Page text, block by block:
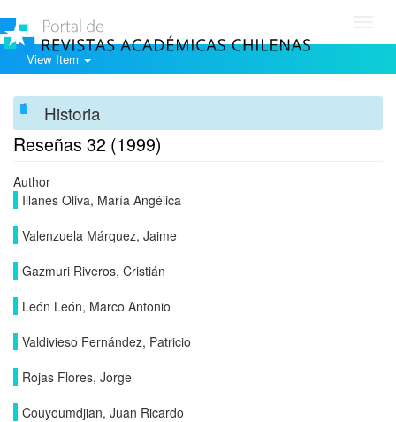
View Item
Historia
Reseñas 32 (1999)
Author
Illanes Oliva, María Angélica
Valenzuela Márquez, Jaime
Gazmuri Riveros, Cristián
León León, Marco Antonio
Valdivieso Fernández, Patricio
Rojas Flores, Jorge
Couyoumdjian, Juan Ricardo